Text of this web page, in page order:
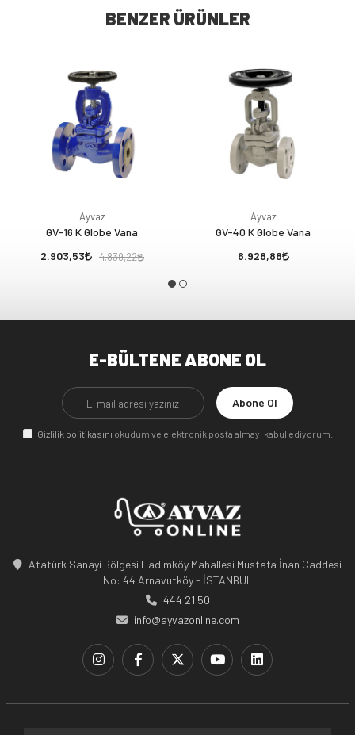
BENZER ÜRÜNLER
Ayvaz
GV-16 K Globe Vana
2.903,53
4.839,22
Ayvaz
GV-40 K Globe Vana
6.928,88
E-BÜLTENE ABONE OL
Abone Ol
Gizlilik politikasını okudum ve elektronik posta almayı kabul ediyorum.
Atatürk Sanayi Bölgesi Hadımköy Mahallesi Mustafa İnan Caddesi
No: 44 Arnavutköy - İSTANBUL
444 21 50
info@ayvazonline.com